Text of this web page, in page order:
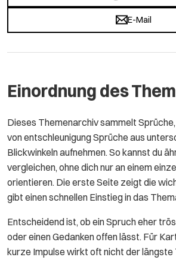
E-Mail
Einordnung des
Dieses Themenarchiv sammelt
von entschleunigung Sprüche aus
Blickwinkeln aufnehmen. So kannst du
vergleichen, ohne dich nur an einem
orientieren. Die erste Seite zeigt die
gibt einen schnellen Einstieg in das
Entscheidend ist, ob ein Spruch eher
oder einen Gedanken offen lässt. Für
kurze Impulse wirkt oft nicht der längste